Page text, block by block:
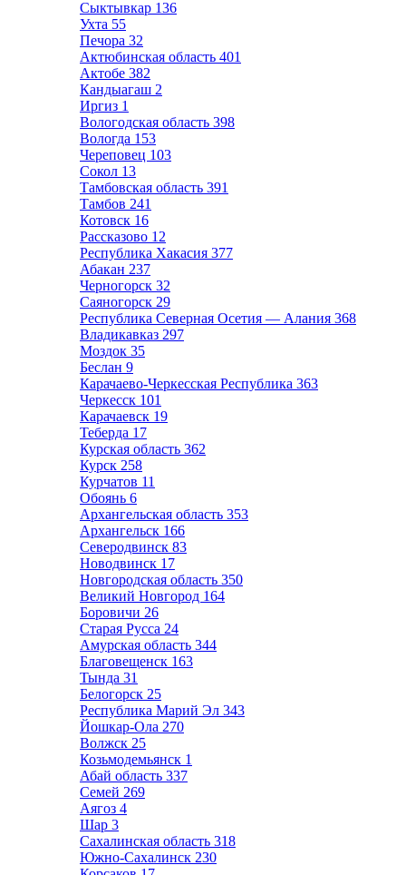
Сыктывкар 136
Ухта 55
Печора 32
Актюбинская область 401
Актобе 382
Кандыагаш 2
Иргиз 1
Вологодская область 398
Вологда 153
Череповец 103
Сокол 13
Тамбовская область 391
Тамбов 241
Котовск 16
Рассказово 12
Республика Хакасия 377
Абакан 237
Черногорск 32
Саяногорск 29
Республика Северная Осетия — Алания 368
Владикавказ 297
Моздок 35
Беслан 9
Карачаево-Черкесская Республика 363
Черкесск 101
Карачаевск 19
Теберда 17
Курская область 362
Курск 258
Курчатов 11
Обоянь 6
Архангельская область 353
Архангельск 166
Северодвинск 83
Новодвинск 17
Новгородская область 350
Великий Новгород 164
Боровичи 26
Старая Русса 24
Амурская область 344
Благовещенск 163
Тында 31
Белогорск 25
Республика Марий Эл 343
Йошкар-Ола 270
Волжск 25
Козьмодемьянск 1
Абай область 337
Семей 269
Аягоз 4
Шар 3
Сахалинская область 318
Южно-Сахалинск 230